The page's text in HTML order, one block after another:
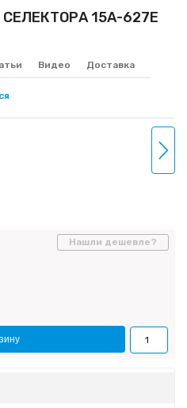
15A-627E
Видео Доставка
Нашли дешевле?